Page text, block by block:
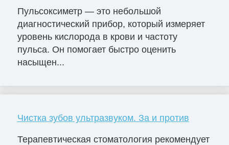
Пульсоксиметр — это небольшой
диагностический прибор, который измеряет
уровень кислорода в крови и частоту
пульса. Он помогает быстро оценить
насыщен...
Чистка зубов ультразвуком. За и против
Терапевтическая стоматология рекомендует